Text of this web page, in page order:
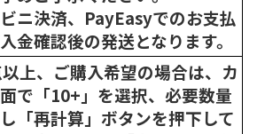
ニ決済、PayEasyでのお支払
金確認後の発送となります。
上、ご購入希望の場合は、カ
で「10+」を選択、必要数量
「再計算」ボタンを押下して